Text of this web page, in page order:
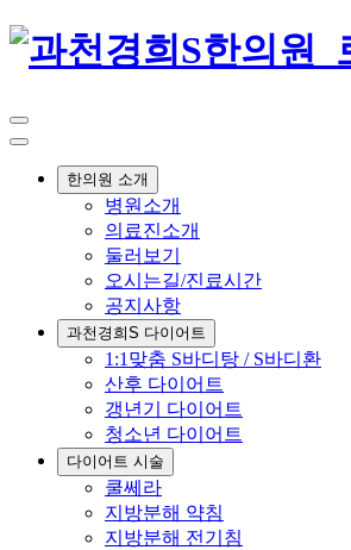
한의원 소개
병원소개
의료진소개
둘러보기
오시는길/진료시간
공지사항
과천경희S 다이어트
1:1맞춤 S바디탕 / S바디환
산후 다이어트
갱년기 다이어트
청소년 다이어트
다이어트 시술
쿨쎄라
지방분해 약침
지방분해 전기침